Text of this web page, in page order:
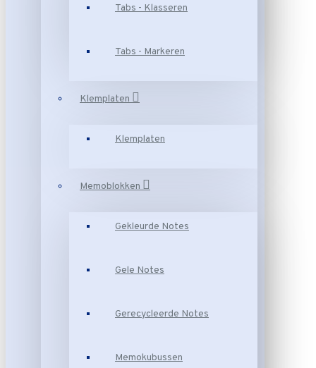
Tabs - Klasseren
Tabs - Markeren
Klemplaten
Klemplaten
Memoblokken
Gekleurde Notes
Gele Notes
Gerecycleerde Notes
Memokubussen